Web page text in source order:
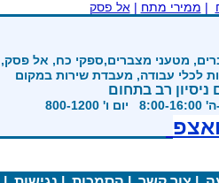
| ממירי מתח |אל פסק
מטעני מצברים,ספקי כח, אל פסק,
לכלי עבודה, מעבדת שירות במקום
ניסיון רב בתחום